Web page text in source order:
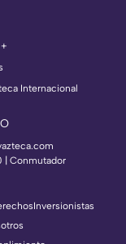
Internacional
| Conmutador
Inversionistas